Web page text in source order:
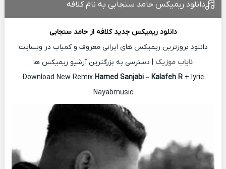
دانلود ریمیکس حامد سنجابی به نام کلافه
دانلود ریمیکس جدیدکلافه ازحامد سنجابی
دانلود بروزترین ریمیکس های ایرانی معروف و کمیاب در وبسایت
نایاب موزیک | دسترسی به بزرگترین آرشیو ریمیکس ها
Download New Remix Hamed Sanjabi– Kalafeh R+ lyric
Nayabmusic